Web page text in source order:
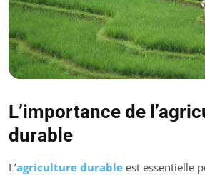
L’importance de
durable
L’agriculture durable est essentielle